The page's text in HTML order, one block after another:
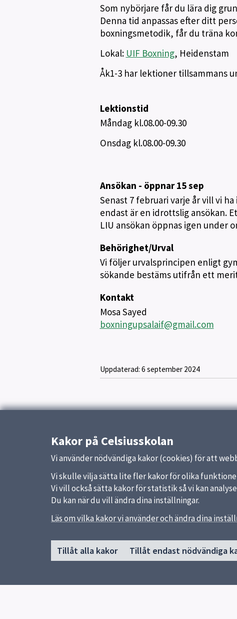
Som nybörjare får du lära dig
Denna tid anpassas efter ditt
boxningsmetodik, får du träna
Lokal: UIF Boxning, Heidenstam
Åk1-3 har lektioner tillsammans
Lektionstid
Måndag kl.08.00-09.30
Onsdag kl.08.00-09.30
Ansökan - öppnar 15 sep
Senast 7 februari varje år vill vi
endast är en idrottslig ansökan.
LIU ansökan öppnas igen under
Behörighet/Urval
Vi följer urvalsprincipen enligt
sökande bestäms utifrån ett
Kontakt
Mosa Sayed
boxningupsalaif@gmail.com
Uppdaterad: 6 september 2024
Kakor på Celsiusskolan
Vi använder nödvändiga kakor (cookies) för att
Vi skulle vilja sätta lite fler kakor för olika
Vi vill också sätta kakor för statistik så vi kan
Du kan när du vill ändra dina inställningar.
Läs om vilka kakor vi använder och ändra dina
Tillåt alla kakor Tillåt endast nödvändiga
SidfotHuvudmeny
Start
Uppsala